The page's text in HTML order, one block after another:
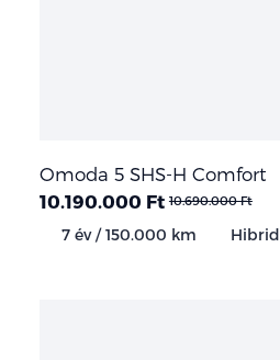
Omoda 5 SHS-H Comfort
10.190.000 Ft 10.690.000 Ft
7 év / 150.000 km Hibrid